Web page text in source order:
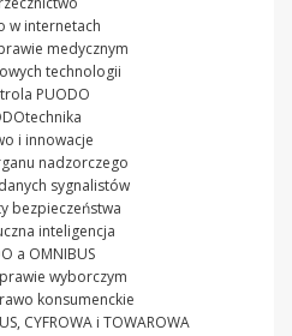
w internetach
medycznym
technologii
PUODO
i innowacje
nadzorczego
sygnalistów
bezpieczeństwa
inteligencja
a OMNIBUS
wyborczym
konsumenckie
CYFROWA i TOWAROWA